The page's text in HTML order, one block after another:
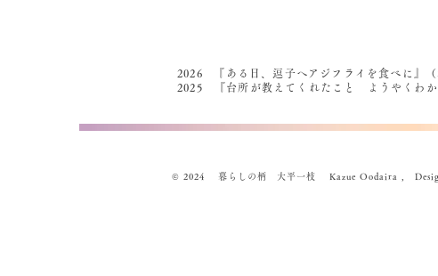
2026 『ある日、逗子へアジフライを食べに』（
2025 『台所が教えてくれたこと ようやくわか
© 2024 暮らしの柄 大平一枝 Kazue Oodaira ,